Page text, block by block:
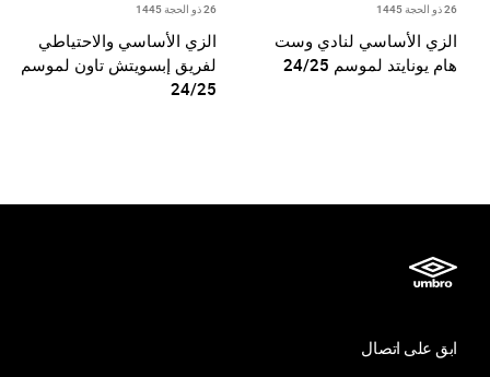
26 ذو الحجة 1445
الزي الأساسي لنادي وست
هام يونايتد لموسم 24/25
26 ذو الحجة 1445
الزي الأساسي والاحتياطي
لفريق إبسويتش تاون لموسم
24/25
ابق على اتصال